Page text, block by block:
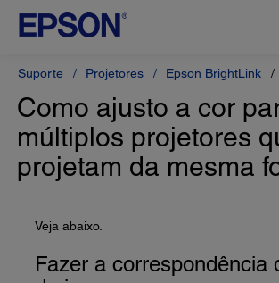
Suporte Projetores Epson BrightLink
Como ajusto a cor
múltiplos projetores
projetam da mesma
Veja abaixo.
Fazer a correspondência